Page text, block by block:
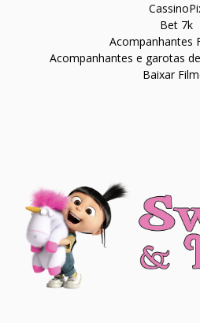
Bet 7k
Acompanhantes
Acompanhantes e garotas
Baixar